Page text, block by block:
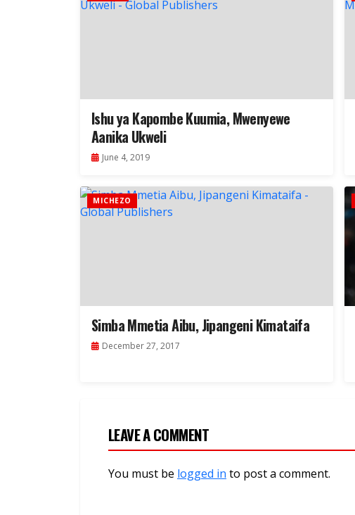
Ishu ya Kapombe Kuumia, Mwenyewe
Aanika Ukweli
June 4, 2019
MICHEZO
Simba Mmetia Aibu, Jipangeni Kimataifa
December 27, 2017
LEAVE A COMMENT
You must be logged in to post a comment.